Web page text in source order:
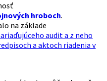
hroboch.
na základe
audit a z neho
a aktoch riadenia v